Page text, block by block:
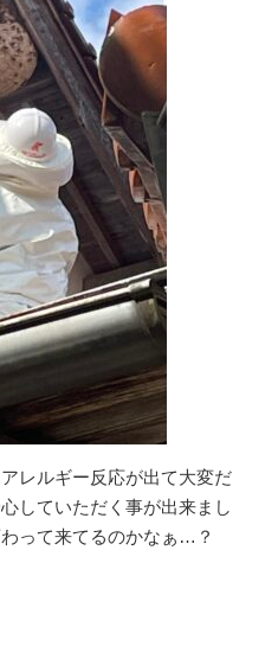
レルギー反応が出て大変だ
していただく事が出来まし
って来てるのかなぁ…？